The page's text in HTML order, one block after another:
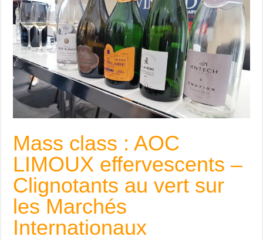
Mass class : AOC
LIMOUX effervescents –
Clignotants au vert sur
les Marchés
Internationaux